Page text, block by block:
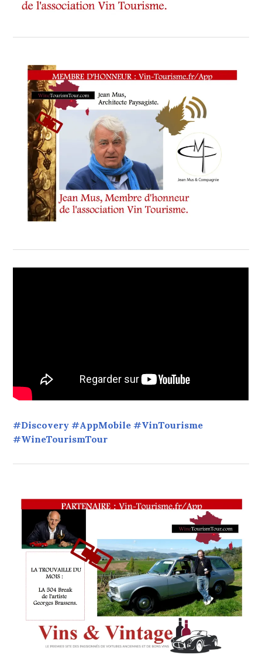
#Discovery #AppMobile #VinTourisme
#WineTourismTour